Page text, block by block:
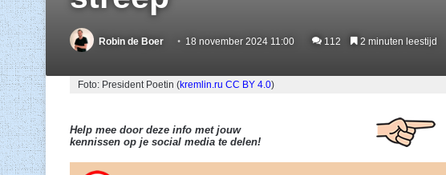
Robin de Boer 18 november 2024 11:00 112 2 minuten leestijd
Foto: President Poetin (kremlin.ru CC BY 4.0)
Help mee door deze info met jouw
kennissen op je social media te delen!